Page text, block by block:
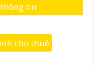
tin
cho thuê